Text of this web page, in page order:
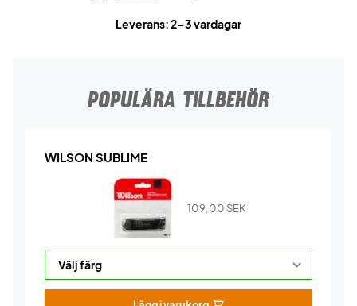
Leverans: 2-3 vardagar
POPULÄRA TILLBEHÖR
WILSON SUBLIME
109,00 SEK